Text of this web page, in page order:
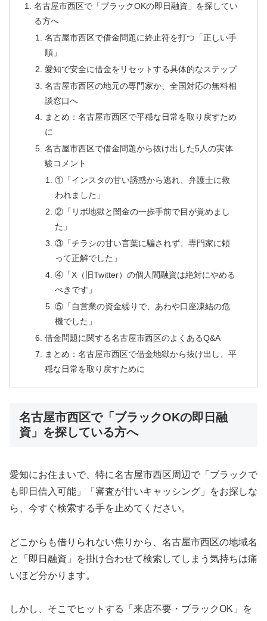
名古屋市西区で「ブラックOKの即日融資」を探してい
る方へ
名古屋市西区で借金問題に終止符を打つ「正しい手
順」
愛知で安全に借金をリセットする具体的なステップ
名古屋市西区の地元の専門家か、全国対応の無料相
談窓口へ
まとめ：名古屋市西区で平穏な日常を取り戻すため
に
名古屋市西区で借金問題から抜け出した5人の実体
験コメント
①「インスタの甘い誘惑から逃れ、弁護士に救
われました」
②「リボ地獄と闇金の一歩手前で目が覚めまし
た」
③「チラシの甘い言葉に騙されず、専門家に頼
って正解でした」
④「X（旧Twitter）の個人間融資は絶対にやめる
べきです」
⑤「自営業の資金繰りで、あわや口座凍結の危
機でした」
借金問題に関する名古屋市西区のよくあるQ&A
まとめ：名古屋市西区で借金地獄から抜け出し、平
穏な日常を取り戻すために
名古屋市西区で「ブラックOKの即日融
資」を探している方へ
愛知にお住まいで、特に名古屋市西区周辺で「ブラックで
も即日借入可能」「審査が甘いキャッシング」をお探しな
ら、今すぐ検索する手を止めてください。
どこからも借りられない焦りから、名古屋市西区の地域名
と「即日融資」を掛け合わせて検索してしまう気持ちは痛
いほど分かります。
しかし、そこでヒットする「来店不要・ブラックOK」を